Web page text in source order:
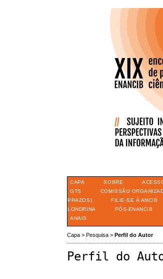
CAPA SOBRE
GTS
COMISSÃO
PRAZOS)
FILIE-SE À ANCIB
LONDRINA
PÓS-ENANCIB
ANAIS
Capa >Pesquisa >Perfil do Autor
Perfil do